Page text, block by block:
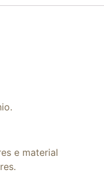
e material